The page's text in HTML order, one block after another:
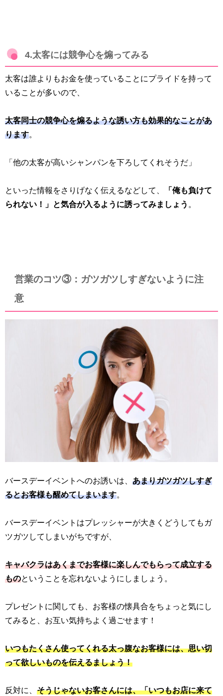
4.太客には競争心を煽ってみる
太客は誰よりもお金を使っていることにプライドを持って
いることが多いので、
太客同士の競争心を煽るような誘い方も効果的なことがあ
ります。
「他の太客が高いシャンパンを下ろしてくれそうだ」
といった情報をさりげなく伝えるなどして、
「俺も負けて
られない！」と気合が入るように誘ってみましょう 。
営業のコツ③：ガツガツしすぎないように注
意
バースデーイベントへのお誘いは、 あまりガツガツしすぎ
るとお客様も醒めてしまいます。
バースデーイベントはプレッシャーが大きくどうしてもガ
ツガツしてしまいがちですが、
キャバクラはあくまでお客様に楽しんでもらって成立する
ものということを忘れないようにしましょう。
プレゼントに関しても、お客様の懐具合をちょっと気にし
てみると、お互い気持ちよく過ごせます！
いつもたくさん使ってくれる太っ腹なお客様には、思い切
って欲しいものを伝えるましょう！
反対に、 そうじゃないお客さんには、「いつもお店に来て